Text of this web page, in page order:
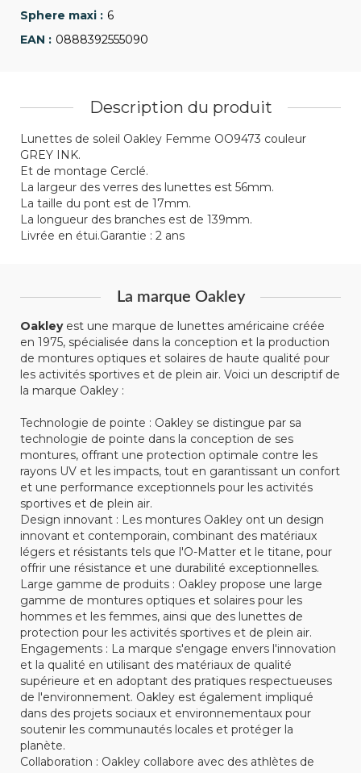
6
0888392555090
Description du produit
Lunettes de soleil Oakley Femme OO9473 couleur
GREY INK.
Et de montage Cerclé.
La largeur des verres des lunettes est 56mm.
La taille du pont est de 17mm.
La longueur des branches est de 139mm.
Livrée en étui.Garantie : 2 ans
La marque Oakley
Oakleyest une marque de lunettes américaine créée
en 1975, spécialisée dans la conception et la production
de montures optiques et solaires de haute qualité pour
les activités sportives et de plein air. Voici un descriptif de
la marque Oakley :
Technologie de pointe : Oakley se distingue par sa
technologie de pointe dans la conception de ses
montures, offrant une protection optimale contre les
rayons UV et les impacts, tout en garantissant un confort
et une performance exceptionnels pour les activités
sportives et de plein air.
Design innovant : Les montures Oakley ont un design
innovant et contemporain, combinant des matériaux
légers et résistants tels que l'O-Matter et le titane, pour
offrir une résistance et une durabilité exceptionnelles.
Large gamme de produits : Oakley propose une large
gamme de montures optiques et solaires pour les
hommes et les femmes, ainsi que des lunettes de
protection pour les activités sportives et de plein air.
Engagements : La marque s'engage envers l'innovation
et la qualité en utilisant des matériaux de qualité
supérieure et en adoptant des pratiques respectueuses
de l'environnement. Oakley est également impliqué
dans des projets sociaux et environnementaux pour
soutenir les communautés locales et protéger la
planète.
Collaboration : Oakley collabore avec des athlètes de